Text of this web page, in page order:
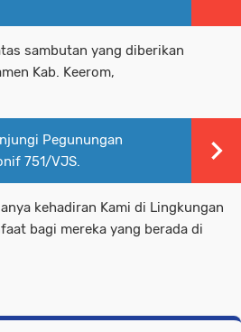
sambutan yang diberikan
Kab. Keerom,
Pegunungan
751/VJS.
kehadiran Kami di Lingkungan
bagi mereka yang berada di